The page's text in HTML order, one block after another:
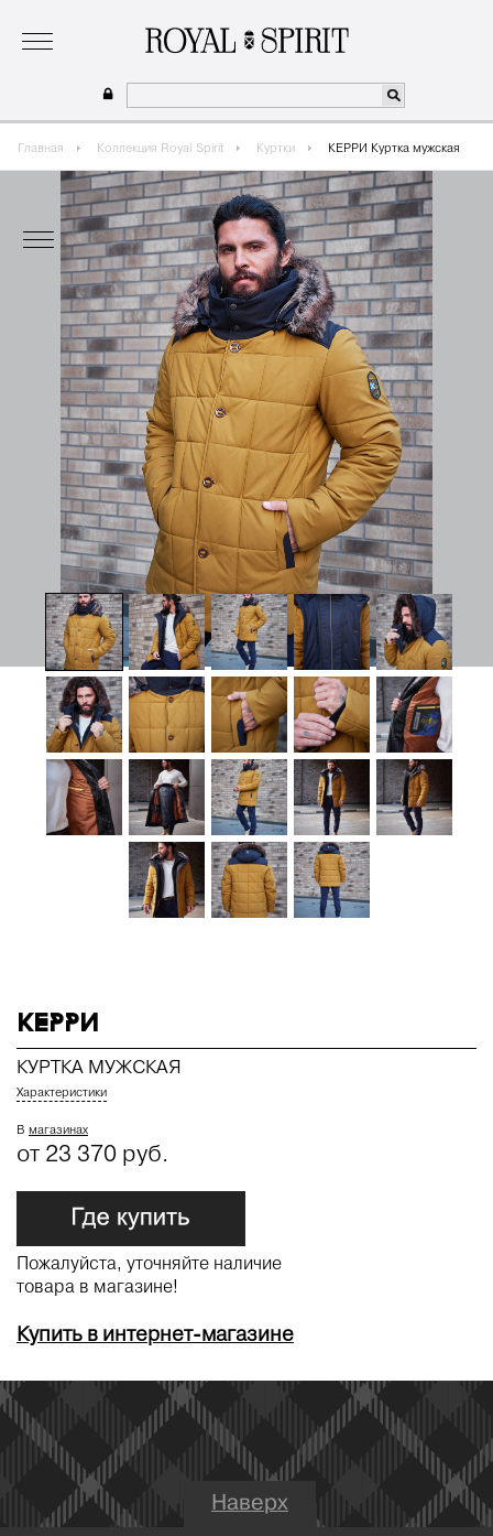
сотрудничество где купить
Главная Коллекция Royal Spirit Куртки КЕРРИ Куртка мужская
КЕРРИ
КУРТКА МУЖСКАЯ
Характеристики
В магазинах
от 23 370 руб.
Пожалуйста, уточняйте наличие
товара в магазине!
Купить в интернет-магазине
Наверх